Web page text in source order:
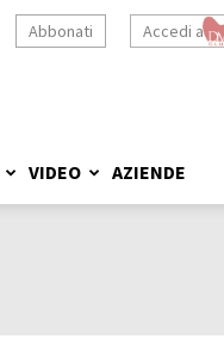
Accedi a
Abbonati
VIDEO AZIENDE